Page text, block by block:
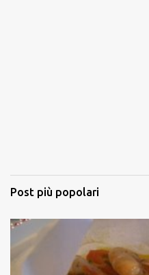
Post più popolari